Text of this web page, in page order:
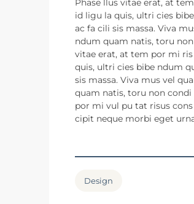
Phase llus vitae erat, at
id ligu la quis, ultri cies
ac fa cili sis massa. Viva
ndum quam natis, toru
vitae erat, at tem por mi
quis, ultri cies bibe ndum
sis massa. Viva mus vel
quam natis, toru non
por mi vul pu tat risus
cipit neque morbi eget
Design